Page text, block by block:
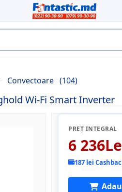
Convectoare (104)
Wi-Fi Smart Inverter
PREȚ INTEGRAL
6
187 lei